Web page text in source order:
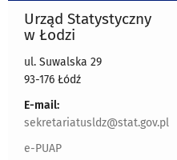
Urząd Statystyczny
w Łodzi
ul. Suwalska 29
93-176 Łódź
E-mail:
sekretariatusldz@stat.gov.pl
e-PUAP